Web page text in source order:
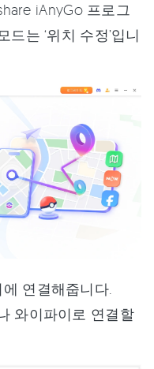
iAnyGo 프로그
는 ‘위치 수정’입니
연결해줍니다.
와이파이로 연결할